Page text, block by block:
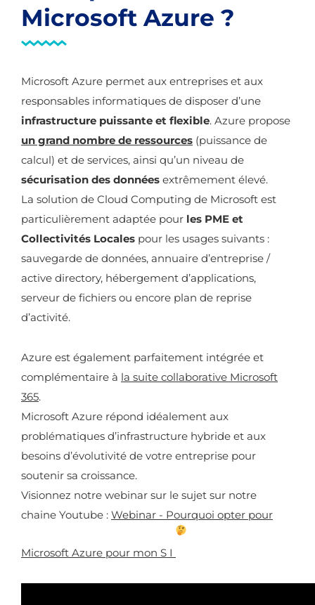
Microsoft Azure ?
Microsoft Azure permet aux entreprises et aux
responsables informatiques de disposer d’une
infrastructure puissante et flexible. Azure propose
un grand nombre de ressources (puissance de
calcul) et de services, ainsi qu’un niveau de
sécurisation des données extrêmement élevé.
La solution de Cloud Computing de Microsoft est
particulièrement adaptée pour les PME et
Collectivités Locales pour les usages suivants :
sauvegarde de données, annuaire d’entreprise /
active directory, hébergement d’applications,
serveur de fichiers ou encore plan de reprise
d’activité.
Azure est également parfaitement intégrée et
complémentaire à la suite collaborative Microsoft
365.
Microsoft Azure répond idéalement aux
problématiques d’infrastructure hybride et aux
besoins d’évolutivité de votre entreprise pour
soutenir sa croissance.
Visionnez notre webinar sur le sujet sur notre
chaine Youtube : Webinar - Pourquoi opter pour
Microsoft Azure pour mon S I